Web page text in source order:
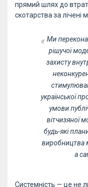
прямий шлях до
скотарства за лічені
Ми
рішучої
захисту
української
умови
вітчизяної
будь-які
виробництва
а
Системність — це не